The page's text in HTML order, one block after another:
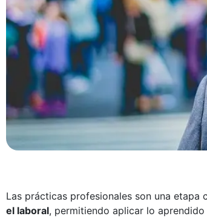
Las prácticas profesionales son una etapa
el laboral, permitiendo aplicar lo